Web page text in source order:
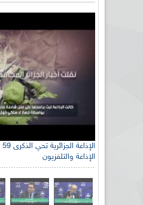
الإذاعة والتلفزيون